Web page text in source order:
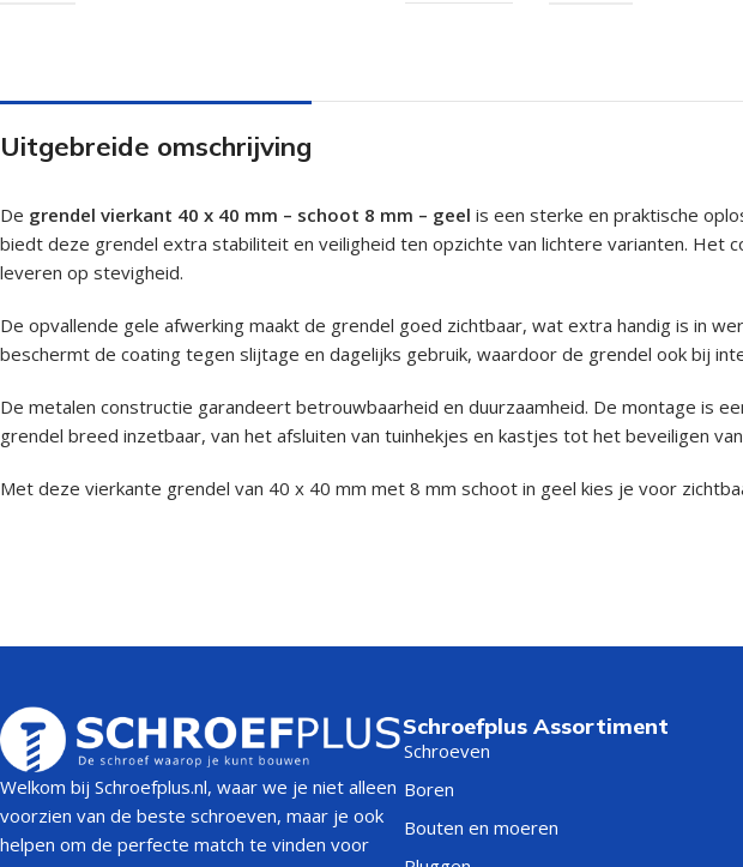
Populaire merken
Uitgebreide omschrijving
De grendel vierkant 40 x 40 mm – schoot 8 mm – geel is een sterke en praktische
biedt deze grendel extra stabiliteit en veiligheid ten opzichte van lichtere varianten. Het
leveren op stevigheid.
De opvallende gele afwerking maakt de grendel goed zichtbaar, wat extra handig is in
beschermt de coating tegen slijtage en dagelijks gebruik, waardoor de grendel ook bij
De metalen constructie garandeert betrouwbaarheid en duurzaamheid. De montage is
grendel breed inzetbaar, van het afsluiten van tuinhekjes en kastjes tot het beveiligen
Met deze vierkante grendel van 40 x 40 mm met 8 mm schoot in geel kies je voor
Welkom bij Schroefplus.nl, waar we je niet alleen
voorzien van de beste schroeven, maar je ook
helpen om de perfecte match te vinden voor
Schroefplus Assortiment
Schroeven
Boren
Bouten en moeren